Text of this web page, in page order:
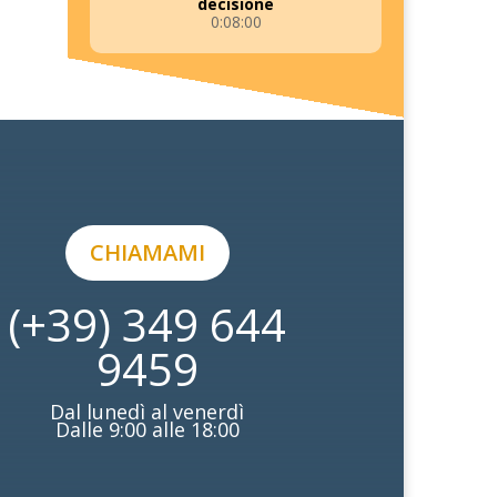
decisione
0:08:00
CHIAMAMI
(+39) 349 644
9459
Dal lunedì al venerdì
Dalle 9:00 alle 18:00